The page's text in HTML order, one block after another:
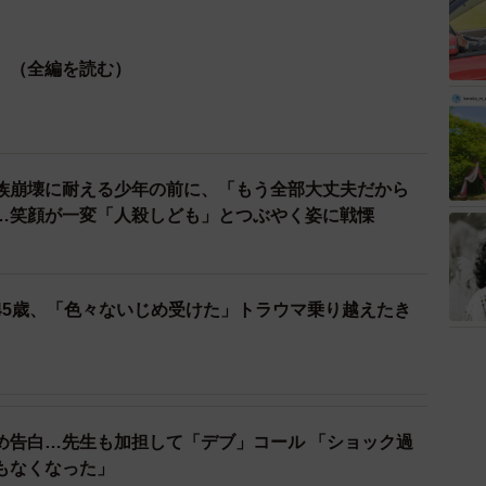
全編を読む）
崩壊に耐える少年の前に、「もう全部大丈夫だから
顔が一変「人殺しども」とつぶやく姿に戦慄
歳、「色々ないじめ受けた」トラウマ乗り越えたき
告白…先生も加担して「デブ」コール 「ショック過
くなった」